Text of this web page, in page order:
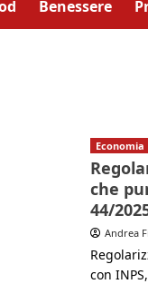
Benessere
Economia
che
44/
Andrea
con